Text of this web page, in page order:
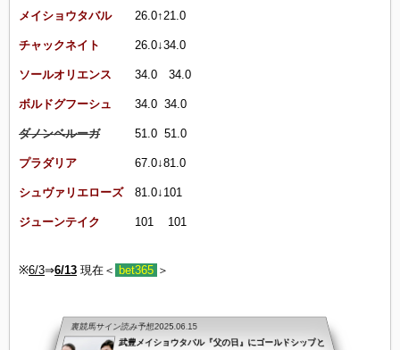
メイショウタバル26.0↑21.0
チャックネイト 26.0↓34.0
ソールオリエンス 34.0 34.0
ボルドグフーシュ 34.0 34.0
ダノンベルーガ 51.0 51.0
プラダリア 67.0↓81.0
シュヴァリエローズ81.0↓ 101
ジューンテイク 101 101
※6/3⇒6/13 現在＜ bet365 ＞
裏競馬サイン読み予想2025.06.15
武豊メイショウタバル『父の日』にゴールドシップと